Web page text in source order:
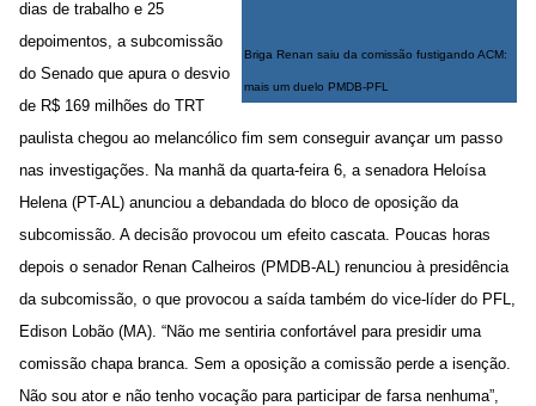
Briga Renan saiu da comissão fustigando ACM:
mais um duelo PMDB-PFL
dias de trabalho e 25
depoimentos, a subcomissão
do Senado que apura o desvio
de R$ 169 milhões do TRT
paulista chegou ao melancólico fim sem conseguir avançar um passo
nas investigações. Na manhã da quarta-feira 6, a senadora Heloísa
Helena (PT-AL) anunciou a debandada do bloco de oposição da
subcomissão. A decisão provocou um efeito cascata. Poucas horas
depois o senador Renan Calheiros (PMDB-AL) renunciou à presidência
da subcomissão, o que provocou a saída também do vice-líder do PFL,
Edison Lobão (MA). “Não me sentiria confortável para presidir uma
comissão chapa branca. Sem a oposição a comissão perde a isenção.
Não sou ator e não tenho vocação para participar de farsa nenhuma”,